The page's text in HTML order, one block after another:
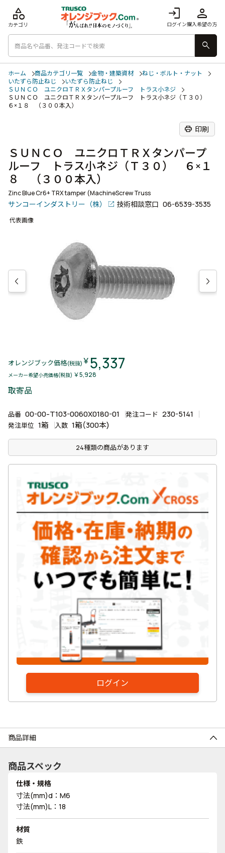
login
ログイン
person
購入希望の方
category
カテゴリ
search
ホーム 商品カテゴリ一覧 金物・建築資材
ねじ・ボルト・ナット
いたずら防止ねじ
いたずら防止ねじ
ＳＵＮＣＯ ユニクロＴＲＸタンパープルーフ トラス小ネジ
ＳＵＮＣＯ ユニクロＴＲＸタンパープルーフ トラス小ネジ（Ｔ３０）
６×１８ （３００本入）
print 印刷
ＳＵＮＣＯ ユニクロＴＲＸタンパープ
ルーフ トラス小ネジ（Ｔ３０） ６×１
８ （３００本入）
Zinc Blue Cr6+ TRX tamper (MachineScrew Truss
サンコーインダストリー（株） 技術相談窓口 06-6539-3535
代表画像
オレンジブック価格(税抜) ￥5,337
メーカー希望小売価格(税抜) ￥5,928
取寄品
品番 00-00-T103-0060X0180-01 発注コード 230-5141
発注単位 1箱 入数 1箱(300本)
24種類の商品があります
ログイン
商品詳細
商品スペック
仕様・規格
寸法(mm)d：M6
寸法(mm)L：18
材質
鉄